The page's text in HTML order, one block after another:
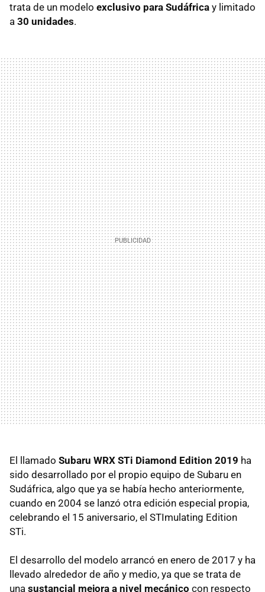
trata de un modelo exclusivo para Sudáfrica y limitado
a 30 unidades.
El llamado Subaru WRX STi Diamond Edition 2019 ha
sido desarrollado por el propio equipo de Subaru en
Sudáfrica, algo que ya se había hecho anteriormente,
cuando en 2004 se lanzó otra edición especial propia,
celebrando el 15 aniversario, el STImulating Edition
STi.
El desarrollo del modelo arrancó en enero de 2017 y ha
llevado alrededor de año y medio, ya que se trata de
una sustancial mejora a nivel mecánico con respecto